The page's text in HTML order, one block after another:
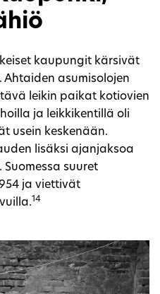
kaupungit kärsivät
asumisolojen
leikin paikat kotiovien
ja leikkikentillä oli
usein keskenään.
lisäksi ajanjaksoa
Suomessa suuret
ja viettivät
14